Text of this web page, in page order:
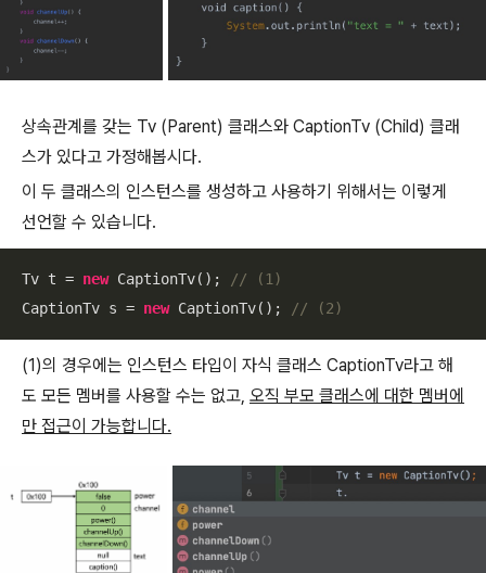
상속관계를 갖는 Tv (Parent) 클래스와 CaptionTv (Child) 클래
스가 있다고 가정해봅시다.
이 두 클래스의 인스턴스를 생성하고 사용하기 위해서는 이렇게
선언할 수 있습니다.
Tv t = new CaptionTv();
// (1)
CaptionTv s = new CaptionTv(); // (2)
(1)의 경우에는 인스턴스 타입이 자식 클래스 CaptionTv라고 해
도 모든 멤버를 사용할 수는 없고, 오직 부모 클래스에 대한 멤버에
만 접근이 가능합니다.